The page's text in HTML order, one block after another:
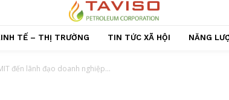
TẾ – THỊ TRƯỜNG TIN TỨC XÃ HỘI NĂNG
đến lãnh đạo doanh nghiệp...